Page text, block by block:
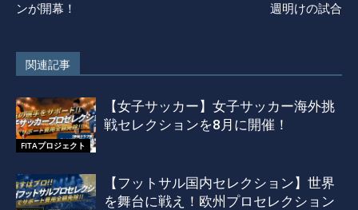
ンが開幕！
週明けの試合
関連記事
FITAプロジェクト
【女子サッカー】女子サッカー海外挑
戦セレクションを8月に開催！
【フットサル国内セレクション】世界
を舞台に戦え！欧州プロセレクション